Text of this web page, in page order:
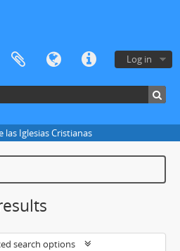
Log in
las Iglesias Cristianas
search options